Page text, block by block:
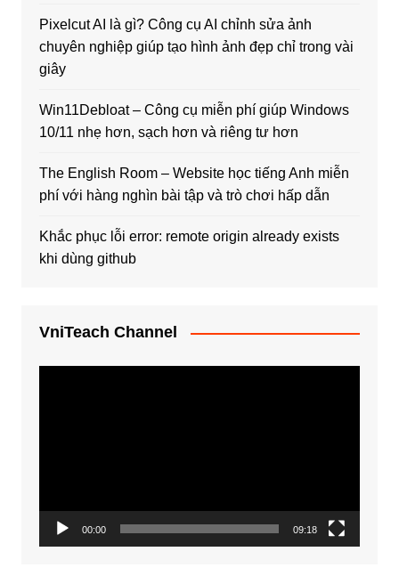
Pixelcut AI là gì? Công cụ AI chỉnh sửa ảnh
chuyên nghiệp giúp tạo hình ảnh đẹp chỉ trong vài
giây
Win11Debloat – Công cụ miễn phí giúp Windows
10/11 nhẹ hơn, sạch hơn và riêng tư hơn
The English Room – Website học tiếng Anh miễn
phí với hàng nghìn bài tập và trò chơi hấp dẫn
Khắc phục lỗi error: remote origin already exists
khi dùng github
VniTeach Channel
00:00 09:18